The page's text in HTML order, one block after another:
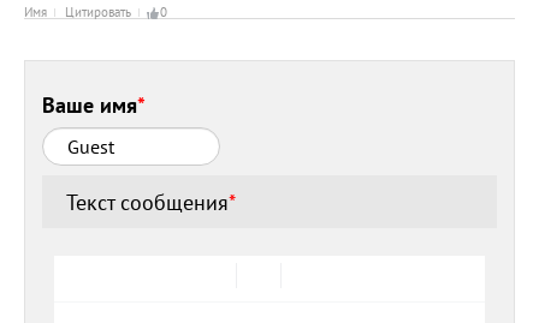
Имя Цитировать 0
Ваше имя*
Текст сообщения*